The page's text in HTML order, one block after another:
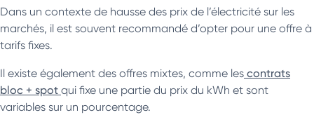
Dans un contexte de hausse des prix de l’électricité sur les
marchés, il est souvent recommandé d’opter pour une offre à
tarifs fixes.
Il existe également des offres mixtes, comme les contrats
bloc + spot qui fixe une partie du prix du kWh et sont
variables sur un pourcentage.